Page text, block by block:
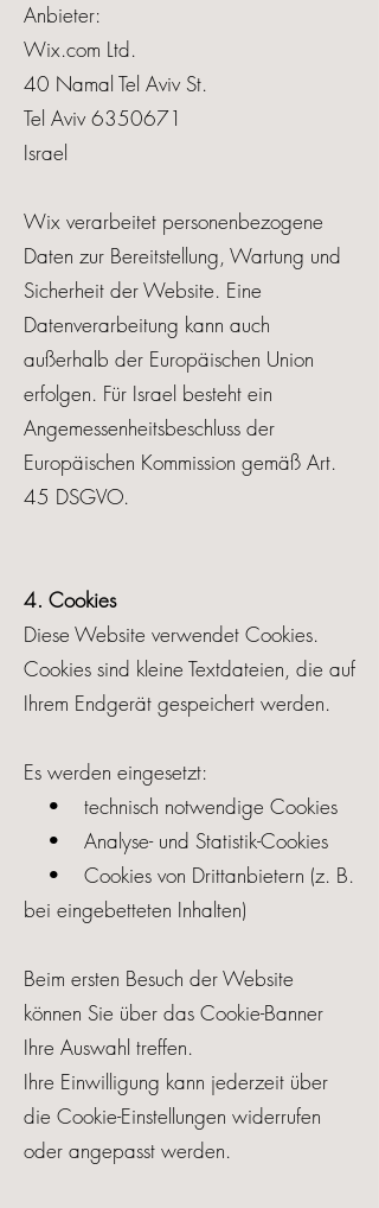
Anbieter:
Wix.com Ltd.
40 Namal Tel Aviv St.
Tel Aviv 6350671
Israel
Wix verarbeitet personenbezogene
Daten zur Bereitstellung, Wartung und
Sicherheit der Website. Eine
Datenverarbeitung kann auch
außerhalb der Europäischen Union
erfolgen. Für Israel besteht ein
Angemessenheitsbeschluss der
Europäischen Kommission gemäß Art.
45 DSGVO.
4. Cookies
Diese Website verwendet Cookies.
Cookies sind kleine Textdateien, die auf
Ihrem Endgerät gespeichert werden.
Es werden eingesetzt:
• technisch notwendige Cookies
• Analyse- und Statistik-Cookies
• Cookies von Drittanbietern (z. B.
bei eingebetteten Inhalten)
Beim ersten Besuch der Website
können Sie über das Cookie-Banner
Ihre Auswahl treffen.
Ihre Einwilligung kann jederzeit über
die Cookie-Einstellungen widerrufen
oder angepasst werden.